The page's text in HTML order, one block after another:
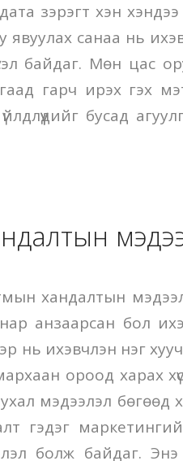
зэрэгт хэн
явуулах санаа нь
байдаг. Мөн цас
гарч ирэх гэх
бусад
хандалтын
нар анзаарсан бол
нь ихэвчлэн нэг
ороод харах
мэдээлэл бөгөөд
гэдэг
болж байдаг.